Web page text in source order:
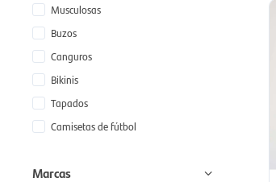
Musculosas
Buzos
Canguros
Bikinis
Tapados
Camisetas de fútbol
Marcas